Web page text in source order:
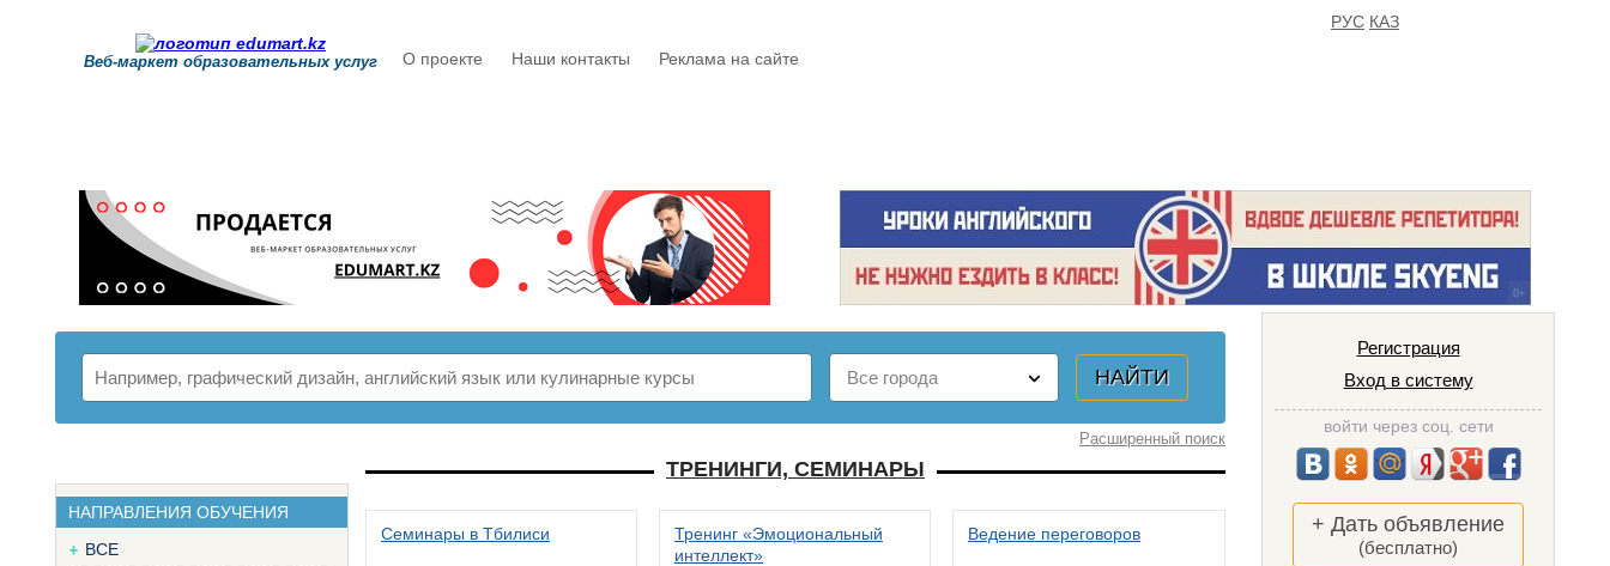
Веб-маркет образовательных услуг О проекте Наши контакты Реклама на сайте
РУС КАЗ
Расширенный поиск
НАПРАВЛЕНИЯ ОБУЧЕНИЯ
ВСЕ
ТРЕНИНГИ, СЕМИНАРЫ
Семинары в Тбилиси
Тренинг «Эмоциональный
интеллект»
Ведение переговоров
Регистрация
Вход в систему
войти через соц. сети
+ Дать объявление
(бесплатно)